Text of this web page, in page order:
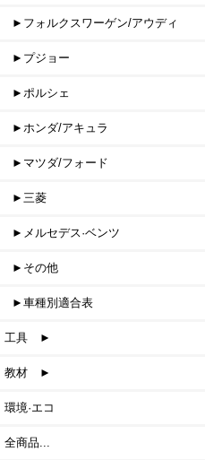
►フォルクスワーゲン/アウディ
►プジョー
►ポルシェ
►ホンダ/アキュラ
►マツダ/フォード
►三菱
►メルセデス·ベンツ
►その他
►車種別適合表
工具 ►
教材 ►
環境·エコ
全商品...